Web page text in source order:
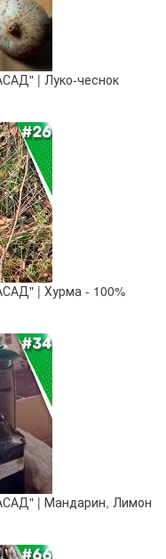
| Луко-чеснок
| Хурма - 100%
| Мандарин, Лимон